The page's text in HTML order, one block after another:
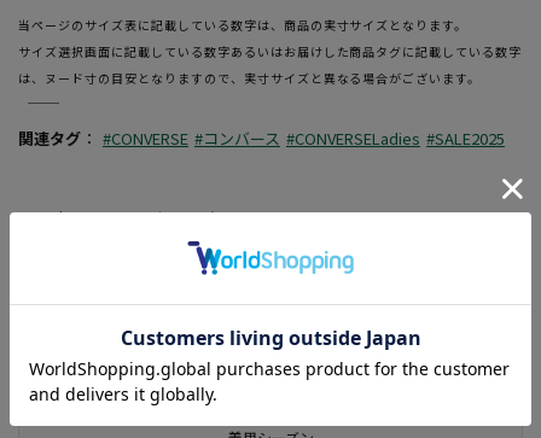
ポリエステル80% 綿16% ポリウレタン4%
機能
当ページのサイズ表に記載している数字は、商品の実寸サイズとなります。
サイズ選択画面に記載している数字あるいはお届けした商品タグに記載している数字
は、ヌード寸の目安となりますので、実寸サイズと異なる場合がございます。
―――――――――――――――――――――――
関連タグ ： #CONVERSE #コンバース #CONVERSELadies #SALE2025
この商品に関するお問い合わせはこちら